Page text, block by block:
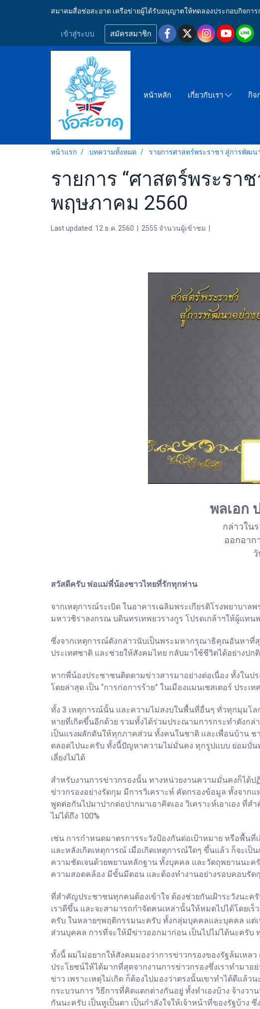
สมาคมสื่อช่อสะอาด เครือข่ายผู้ได้รับอนุญาตให้ทดลองประกอบกิจกา
เข้าสู่ระบบ สมัครสมาชิก
หน้าหลัก เกี่ยวกับเรา กิจ
หน้าแรก บทความทั้งหมด รายการศาสตร์พระราชา สู่การพัฒน
รายการ “ศาสตร์พระรา
พฤษภาคม 2560
Last updated: 12 ธ.ค. 2560 2555 จำนวนผู้เข้าชม
พลเอก
กล่าวใน
ออกอาก
สวัสดีครับ พ่อแม่พี่น้องชาวไทยที่รักทุกท่าน
จากเหตุการณ์ระเบิด ในอาคารเฉลิมพระเกียรติโรงพยาบาล
มหาวชิราลงกรณ บดินทรเทพยวรางกูร โปรดเกล้าฯให้ผู้แทน
ซึ่งจากเหตุการณ์ดังกล่าวนับเป็นพระมหากรุณาธิคุณอันหาที่
ประเทศชาติ และช่วยให้สังคมไทย กลับมาใช้ชีวิตได้อย่างปก
หากพี่น้องประชาชนติดตามข่าวสารมาอย่างต่อเนื่อง ทั้งในป
โดยล่าสุด เป็น “การก่อการร้าย” ในเมืองแมนเชสเตอร์ ประ
ทั้ง 3 เหตุการณ์นั้น และความไม่สงบในพื้นที่อื่นๆ ทั่วทุกมุมโล
หายที่เกิดขึ้นอีกด้วย รวมทั้งได้ร่วมประณามการกระทำดังก
เป็นแรงผลักดันให้ทุกภาคส่วน ทั้งคนในชาติ และเพื่อนบ้าน
ตลอดไปนะครับ ทั้งนี้ปัญหาความไม่มั่นคง ทุกรูปแบบ ย่อมบั่
เลี่ยงไม่ได้
สำหรับงานการข่าวกรองนั้น ทางหน่วยงานความมั่นคงก็ได้ป
ข่าวกรองอย่างรัดกุม มีการวิเคราะห์ คัดกรองข้อมูล ทั้งจาก
พูดต่อกันไปมาปากต่อปากมาเอาคิดเอง วิเคราะห์เอาเอง ที่
ไม่ได้ถึง 100%
เช่น การกำหนดมาตรการระวังป้องกันต่อเป้าหมาย หรือพื้น
และหลังเกิดเหตุการณ์ เมื่อเกิดเหตุการณ์ใดๆ ขึ้นแล้ว ก็จะเ
ความชัดเจนด้วยพยานหลักฐาน ทั้งบุคคล และวัตถุพยานนะ
ความสอดคล้อง มีขั้นมีตอน และต้องทำงานอย่างรอบคอบรัด
ที่สำคัญประชาชนทุกคนต้องเข้าใจ ต้องช่วยกันเฝ้าระวังนะค
เราดีขึ้น และจะสามารถกำจัดคนเหล่านั้นให้หมดไปได้โดยเ
ครับ ในหลายๆพฤติกรรมนะครับ ทั้งกลุ่มบุคคลและบุคคล แต่
ส่วนบุคคล การที่จะให้มีข่าวออกมาก่อน เป็นไปไม่ได้นะครับ
ทั้งนี้ ผมไม่อยากให้สังคมมองว่าการข่าวกรองของรัฐล้มเหล
ประโยชน์ให้ได้มากที่สุดจากงานการข่าวกรองซึ่งเราทำมาอ
ข่าว เพราะเหตุไม่เกิด ก็ต้องไปมองว่าตรงนั้นเขาทำได้ดีแล้
กระบวนการ วิธีการที่คิดแตกต่างกันอยู่ ทั้งทำเองบ้าง จ้างว
กันนะครับ เป็นหูเป็นตา เป็นกำลังใจให้เจ้าหน้าที่ของรัฐบ้า